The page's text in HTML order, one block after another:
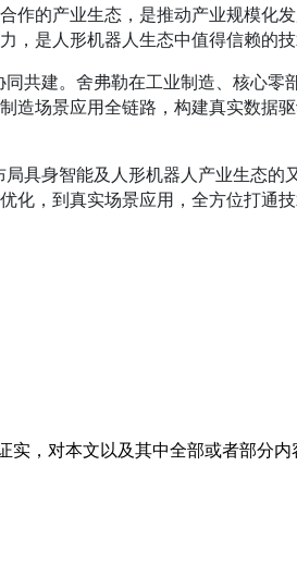
的产业生态，是推动产业规模化
是人形机器人生态中值得信赖的技
共建。舍弗勒在工业制造、核心
场景应用全链路，构建真实数据
具身智能及人形机器人产业生态
，到真实场景应用，全方位打通
对本文以及其中全部或者部分